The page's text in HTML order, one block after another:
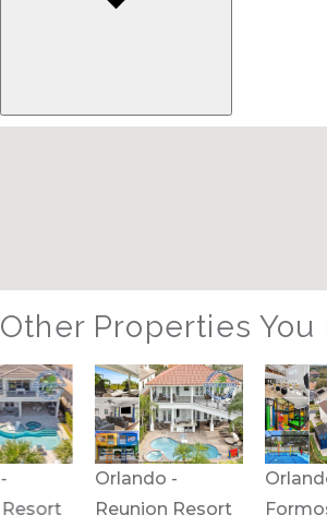
Other Properties You
Orlando -
Reunion Resort
Orlando -
Formosa